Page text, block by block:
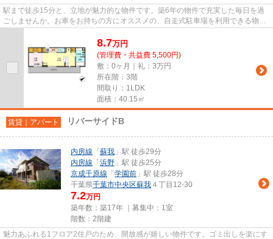
駅まで徒歩15分と、立地が魅力的な物件です。築6年の物件で充実した毎日を過
ごしませんか。お車をお持ちの方にオススメの、自走式駐車場を利用できる物件
8.7万円
(管理費・共益費 5,500円)
敷：0ヶ月｜礼：3万円
所在階：3階
間取り：1LDK
面積：40.15㎡
賃貸｜アパート リバーサイドB
内房線 「 蘇我 」駅 徒歩29分
内房線 「 浜野 」駅 徒歩25分
京成千原線 「 学園前 」駅 徒歩28分
千葉県千葉市中央区蘇我 ４丁目12-30
7.2万円
築年数：築17年 ｜募集中： 1室
階数：2階建
魅力あふれる1フロア2住戸のため、開放感が嬉しい物件です。ゴミ出しを楽にす